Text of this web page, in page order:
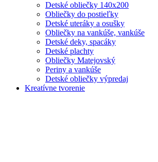
Detské obliečky 140x200
Obliečky do postieľky
Detské uteráky a osušky
Obliečky na vankúše, vankúše
Detské deky, spacáky
Detské plachty
Obliečky Matejovský
Periny a vankúše
Detské obliečky výpredaj
Kreatívne tvorenie